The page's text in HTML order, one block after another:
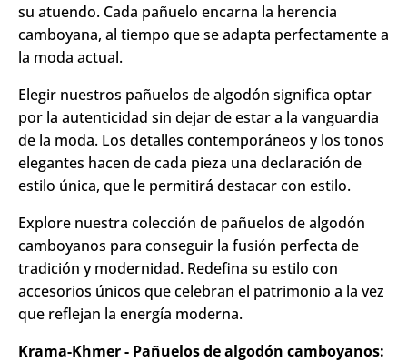
su atuendo. Cada pañuelo encarna la herencia
camboyana, al tiempo que se adapta perfectamente a
la moda actual.
Elegir nuestros pañuelos de algodón significa optar
por la autenticidad sin dejar de estar a la vanguardia
de la moda. Los detalles contemporáneos y los tonos
elegantes hacen de cada pieza una declaración de
estilo única, que le permitirá destacar con estilo.
Explore nuestra colección de pañuelos de algodón
camboyanos para conseguir la fusión perfecta de
tradición y modernidad. Redefina su estilo con
accesorios únicos que celebran el patrimonio a la vez
que reflejan la energía moderna.
Krama-Khmer - Pañuelos de algodón camboyanos: